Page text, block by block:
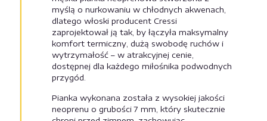
myślą o nurkowaniu w chłodnych akwenach,
dlatego włoski producent Cressi
zaprojektował ją tak, by łączyła maksymalny
komfort termiczny, dużą swobodę ruchów i
wytrzymałość – w atrakcyjnej cenie,
dostępnej dla każdego miłośnika podwodnych
przygód.
Pianka wykonana została z wysokiej jakości
neoprenu o grubości 7 mm, który skutecznie